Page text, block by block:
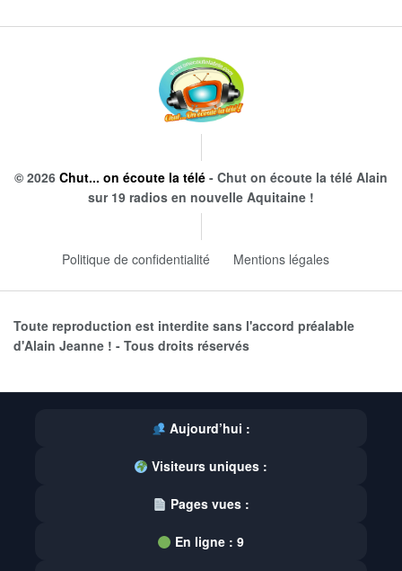
© 2026 Chut... on écoute la télé - Chut on écoute la télé Alain
sur 19 radios en nouvelle Aquitaine !
Politique de confidentialité Mentions légales
Toute reproduction est interdite sans l'accord préalable
d'Alain Jeanne ! - Tous droits réservés
Aujourd’hui :
Visiteurs uniques :
Pages vues :
En ligne :9